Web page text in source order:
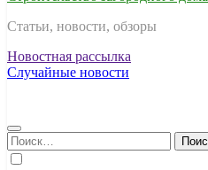
Статьи, новости, обзоры
Новостная рассылка
Случайные новости
Найти: